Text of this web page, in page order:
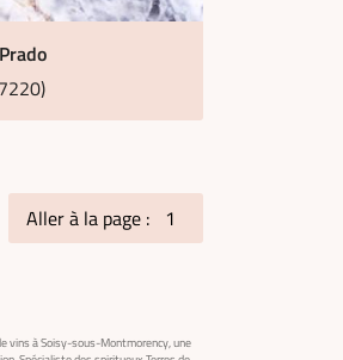
Aller à la page :
vins à Soisy-sous-Montmorency, une